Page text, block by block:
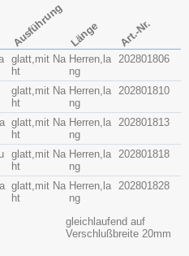
Ausführung Länge Art.-Nr.
glatt,mit Na
ht
Herren,la
ng
202801806
glatt,mit Na
ht
Herren,la
ng
202801810
glatt,mit Na
ht
Herren,la
ng
202801813
glatt,mit Na
ht
Herren,la
ng
202801818
glatt,mit Na
ht
Herren,la
ng
202801828
gleichlaufend auf
Verschlußbreite 20mm